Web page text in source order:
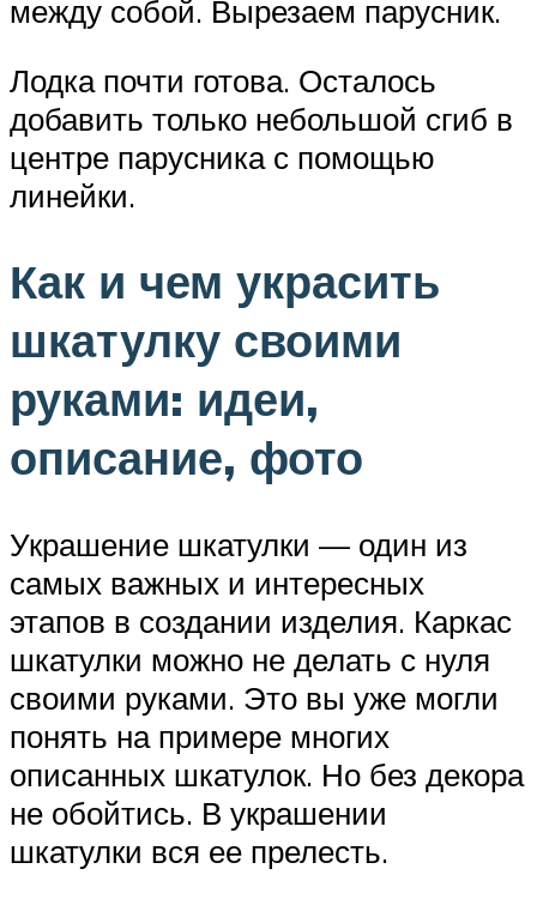
между собой. Вырезаем парусник.
Лодка почти готова. Осталось
добавить только небольшой сгиб в
центре парусника с помощью
линейки.
Как и чем украсить
шкатулку своими
руками: идеи,
описание, фото
Украшение шкатулки — один из
самых важных и интересных
этапов в создании изделия. Каркас
шкатулки можно не делать с нуля
своими руками. Это вы уже могли
понять на примере многих
описанных шкатулок. Но без декора
не обойтись. В украшении
шкатулки вся ее прелесть.